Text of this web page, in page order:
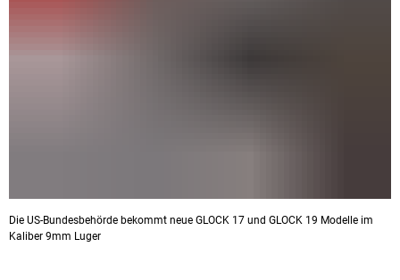
Die US-Bundesbehörde bekommt neue GLOCK 17 und GLOCK 19 Modelle im
Kaliber 9mm Luger